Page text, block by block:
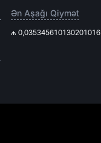
Ən Aşağı Qiymət
₼ 0,035345610130201016